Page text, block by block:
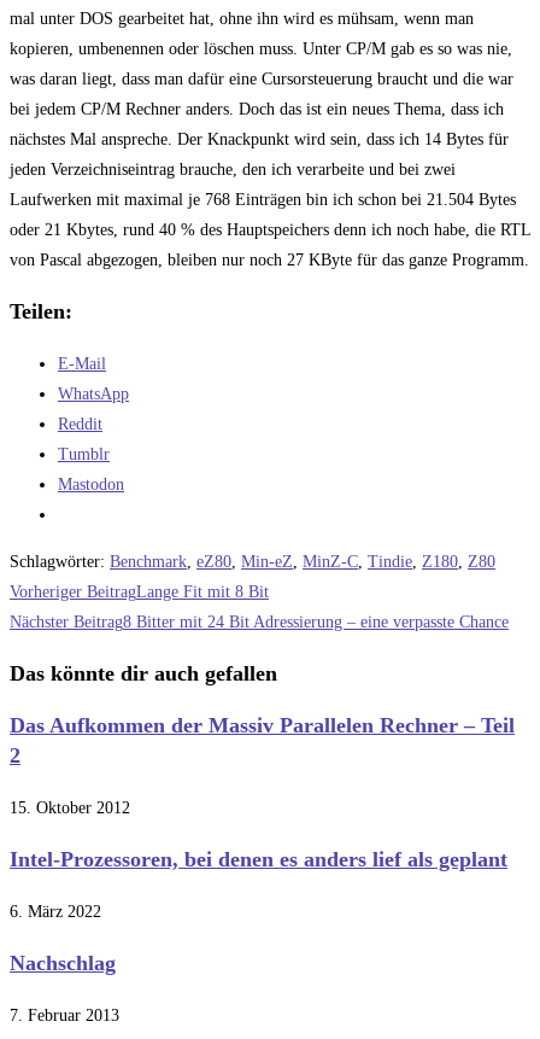
mal unter DOS gearbeitet hat, ohne ihn wird es mühsam, wenn man
kopieren, umbenennen oder löschen muss. Unter CP/M gab es so was nie,
was daran liegt, dass man dafür eine Cursorsteuerung braucht und die war
bei jedem CP/M Rechner anders. Doch das ist ein neues Thema, dass ich
nächstes Mal anspreche. Der Knackpunkt wird sein, dass ich 14 Bytes für
jeden Verzeichniseintrag brauche, den ich verarbeite und bei zwei
Laufwerken mit maximal je 768 Einträgen bin ich schon bei 21.504 Bytes
oder 21 Kbytes, rund 40 % des Hauptspeichers denn ich noch habe, die RTL
von Pascal abgezogen, bleiben nur noch 27 KByte für das ganze Programm.
Teilen:
E-Mail
WhatsApp
Reddit
Tumblr
Mastodon
Schlagwörter: Benchmark, eZ80, Min-eZ, MinZ-C, Tindie, Z180, Z80
Weitere
Artikel
ansehen
Vorheriger BeitragLange Fit mit 8 Bit
Nächster Beitrag8 Bitter mit 24 Bit Adressierung – eine verpasste Chance
Das könnte dir auch gefallen
Das Aufkommen der Massiv Parallelen Rechner – Teil
2
15. Oktober 2012
Intel-Prozessoren, bei denen es anders lief als geplant
6. März 2022
Nachschlag
7. Februar 2013